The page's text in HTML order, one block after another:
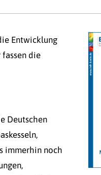
Entwicklung
die
Deutschen
immerhin noch